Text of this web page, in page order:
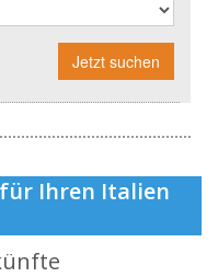
Jetzt suchen
Ihren Italien